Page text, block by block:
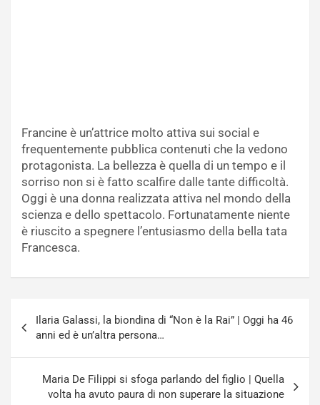
Francine è un’attrice molto attiva sui social e
frequentemente pubblica contenuti che la vedono
protagonista. La bellezza è quella di un tempo e il
sorriso non si è fatto scalfire dalle tante difficoltà.
Oggi è una donna realizzata attiva nel mondo della
scienza e dello spettacolo. Fortunatamente niente
è riuscito a spegnere l’entusiasmo della bella tata
Francesca.
articoli
Ilaria Galassi, la biondina di “Non è la Rai” | Oggi ha 46
anni ed è un’altra persona…
Maria De Filippi si sfoga parlando del figlio | Quella
volta ha avuto paura di non superare la situazione